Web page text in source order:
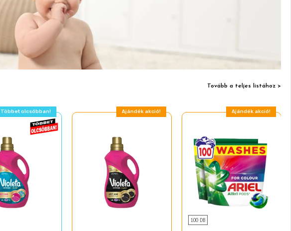
Tovább a teljes listához >
Ajándék akció! Ajándék akció! Ajándék akció!
100 DB